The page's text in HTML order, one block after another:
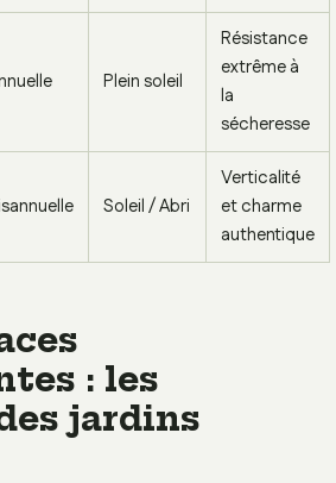
Plein soleil
Résistance
extrême à
la
sécheresse
Soleil / Abri
Verticalité
et charme
authentique
: les
jardins